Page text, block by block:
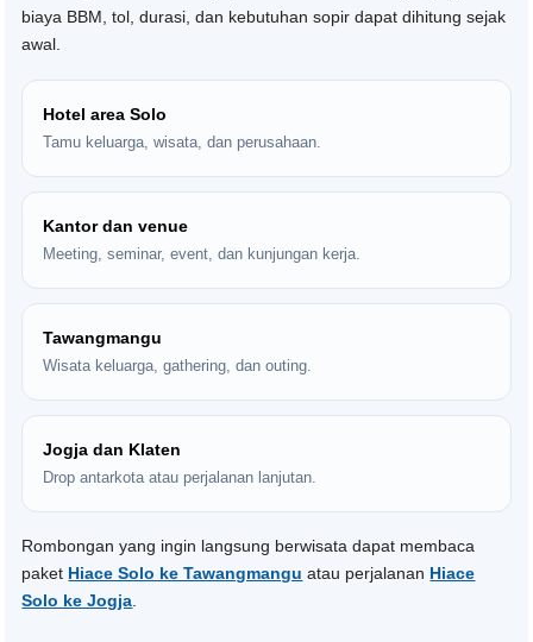
biaya BBM, tol, durasi, dan kebutuhan sopir dapat dihitung sejak
awal.
Hotel area Solo
Tamu keluarga, wisata, dan perusahaan.
Kantor dan venue
Meeting, seminar, event, dan kunjungan kerja.
Tawangmangu
Wisata keluarga, gathering, dan outing.
Jogja dan Klaten
Drop antarkota atau perjalanan lanjutan.
Rombongan yang ingin langsung berwisata dapat membaca
paket Hiace Solo ke Tawangmangu atau perjalanan Hiace
Solo ke Jogja